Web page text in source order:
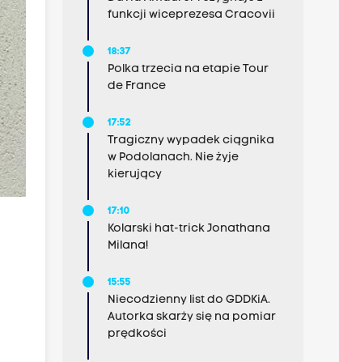
funkcji wiceprezesa Cracovii
18:37
Polka trzecia na etapie Tour
de France
17:52
Tragiczny wypadek ciągnika
w Podolanach. Nie żyje
kierujący
17:10
Kolarski hat-trick Jonathana
Milana!
15:55
Niecodzienny list do GDDKiA.
Autorka skarży się na pomiar
prędkości